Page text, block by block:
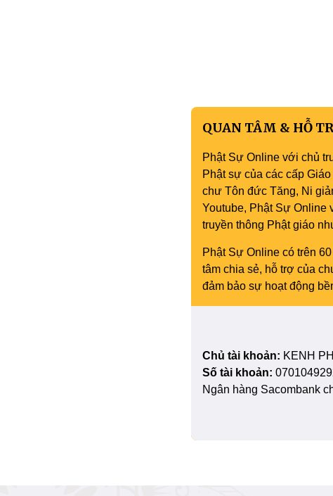
QUAN TÂM & HỖ
Phật Sự Online với chủ
Phật sự của các cấp
chư Tôn đức Tăng, Ni
Youtube, Phật Sự Online
truyền thông Phật giáo
Phật Sự Online có trên
tâm chia sẻ, hỗ trợ của
đảm bảo sự hoạt động
Chủ tài khoản: KENH
Số tài khoản:
Ngân hàng Sacombank